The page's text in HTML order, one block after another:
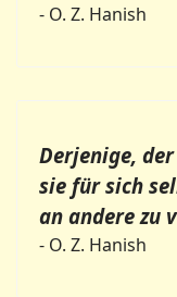
- O. Z. Hanish
Derjenige,
sie für sich
an andere zu
- O. Z. Hanish